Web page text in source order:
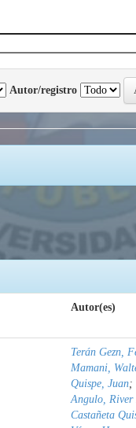
Autor/registro
Autor(es)
Terán Gezn,
Mamani,
Quispe, Juan;
Angulo, River
Castañeta